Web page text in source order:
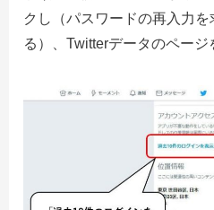
クし（パスワードの再入力
る）、Twitterデータのページ